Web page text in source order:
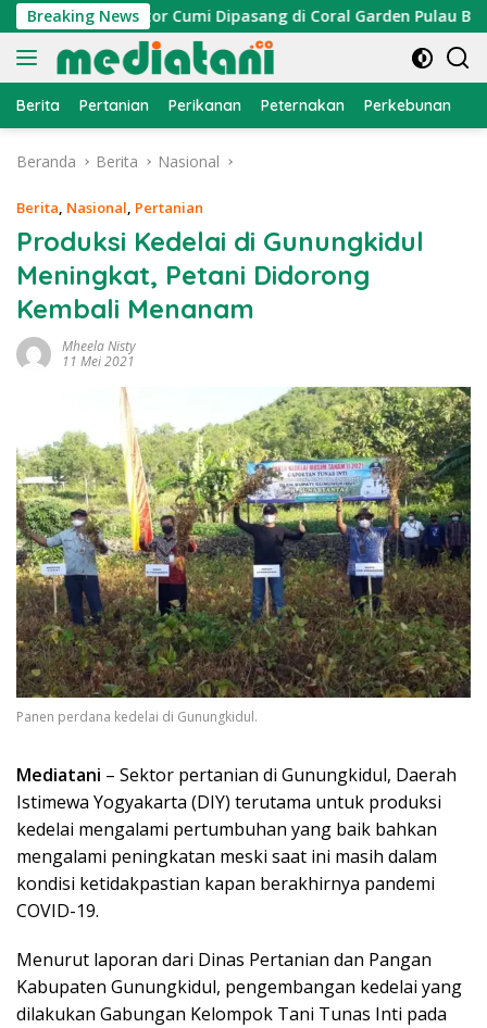
Langsung
ke
konten
Breaking News
Atraktor Cumi Dipasang di Coral Garden Pulau Barrang
Berita Pertanian Perikanan Peternakan Perkebunan
Beranda Berita Nasional
Berita, Nasional, Pertanian
Produksi Kedelai di Gunungkidul
Meningkat, Petani Didorong
Kembali Menanam
Mheela Nisty
11 Mei 2021
Panen perdana kedelai di Gunungkidul.
Mediatani – Sektor pertanian di Gunungkidul, Daerah
Istimewa Yogyakarta (DIY) terutama untuk produksi
kedelai mengalami pertumbuhan yang baik bahkan
mengalami peningkatan meski saat ini masih dalam
kondisi ketidakpastian kapan berakhirnya pandemi
COVID-19.
Menurut laporan dari Dinas Pertanian dan Pangan
Kabupaten Gunungkidul, pengembangan kedelai yang
dilakukan Gabungan Kelompok Tani Tunas Inti pada